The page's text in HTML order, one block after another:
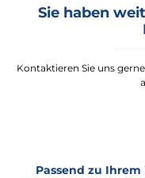
Sie haben
Kontaktieren Sie uns
Produktgalerie
Passend zu Ihrem